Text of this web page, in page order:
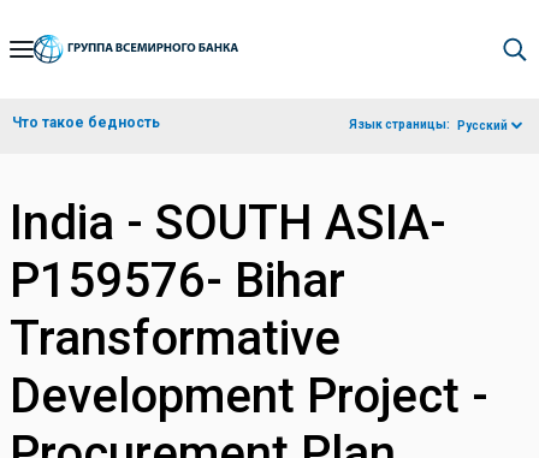
Skip
Navigation
Что такое бедность Язык страницы: Русский
India - SOUTH ASIA-
P159576- Bihar
Transformative
Development Project -